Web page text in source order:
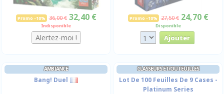
Promo -10% 36,00 € 32,40 €
Indisponible
Promo -10% 27,50 € 24,70 €
Disponible
AMBIANCE
Bang! Duel
CLASSEURS ET/OU FEUILLES
Lot De 100 Feuilles De 9 Cases -
Platinum Series